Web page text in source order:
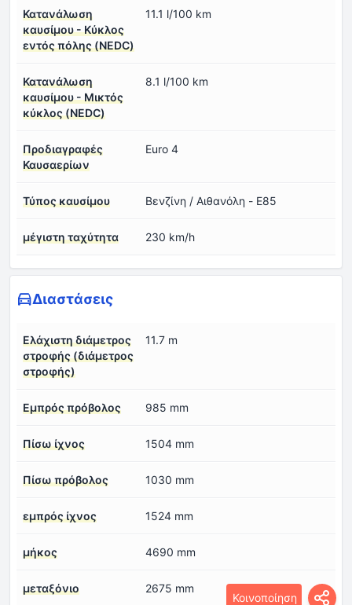
Κοινοποίηση
Κατανάλωση
καυσίμου - Κύκλος
εντός πόλης (NEDC)
11.1 l/100 km
Κατανάλωση
καυσίμου - Μικτός
κύκλος (NEDC)
8.1 l/100 km
Προδιαγραφές
Καυσαερίων
Euro 4
Τύπος καυσίμου Βενζίνη / Αιθανόλη - E85
μέγιστη ταχύτητα 230 km/h
Διαστάσεις
Ελάχιστη διάμετρος
στροφής (διάμετρος
στροφής)
11.7 m
Εμπρός πρόβολος 985 mm
Πίσω ίχνος 1504 mm
Πίσω πρόβολος 1030 mm
εμπρός ίχνος 1524 mm
μήκος 4690 mm
μεταξόνιο 2675 mm